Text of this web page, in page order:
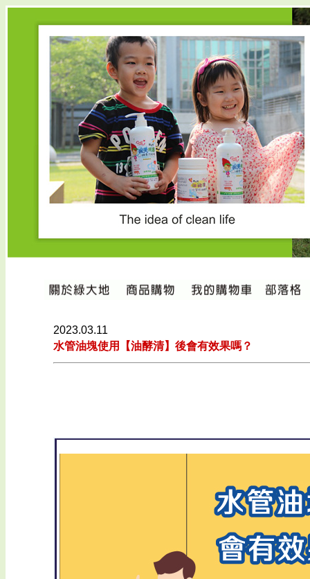
2023.03.11
水管油塊使用【油酵清】後會有效果嗎？